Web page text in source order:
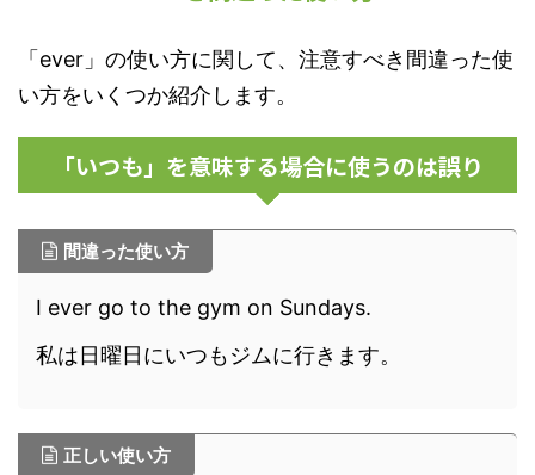
「ever」の使い方に関して、注意すべき間違った使
い方をいくつか紹介します。
「いつも」を意味する場合に使うのは誤り
間違った使い方
I ever go to the gym on Sundays.
私は日曜日にいつもジムに行きます。
正しい使い方